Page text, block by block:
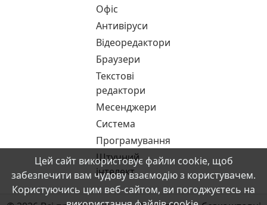
Офіс
Антивіруси
Відеоредактори
Браузери
Текстові
редактори
Месенджери
Система
Програмування
Штучний
інтелект
Цей сайт використовує файли cookie, щоб
забезпечити вам чудову взаємодію з користувачем.
Користуючись цим веб-сайтом, ви погоджуєтесь на